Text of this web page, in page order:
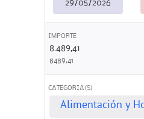
29/05/2026
IMPORTE
8.489,41
8489,41
CATEGORIA(S)
Alimentación y